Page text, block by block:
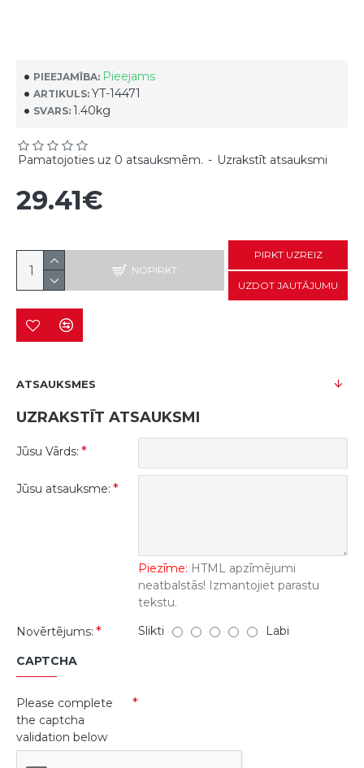
PIEEJAMĪBA: Pieejams
ARTIKULS: YT-14471
SVARS: 1.40kg
Pamatojoties uz 0 atsauksmēm. - Uzrakstīt atsauksmi
29.41€
NOPIRKT
PIRKT UZREIZ
UZDOT JAUTĀJUMU
ATSAUKSMES
UZRAKSTĪT ATSAUKSMI
Jūsu Vārds:
Jūsu atsauksme:
Piezīme: HTML apzīmējumi
neatbalstās! Izmantojiet parastu
tekstu.
Novērtējums:
Slikti Labi
CAPTCHA
Please complete
the captcha
validation below